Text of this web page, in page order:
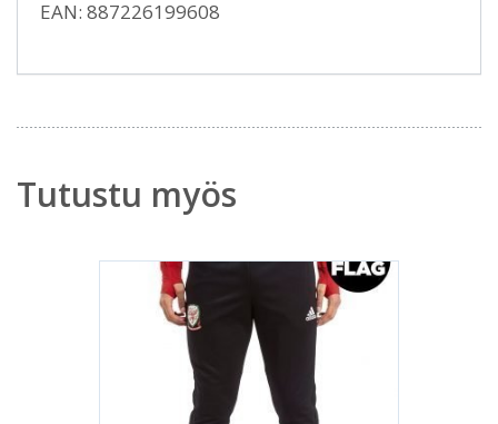
EAN: 887226199608
Tutustu myös